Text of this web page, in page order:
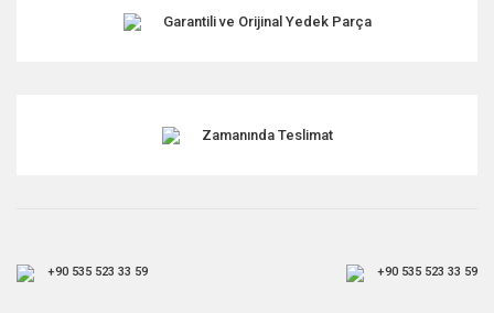
Garantili ve Orijinal Yedek Parça
Zamanında Teslimat
+90 535 523 33 59 +90 535 523 33 59